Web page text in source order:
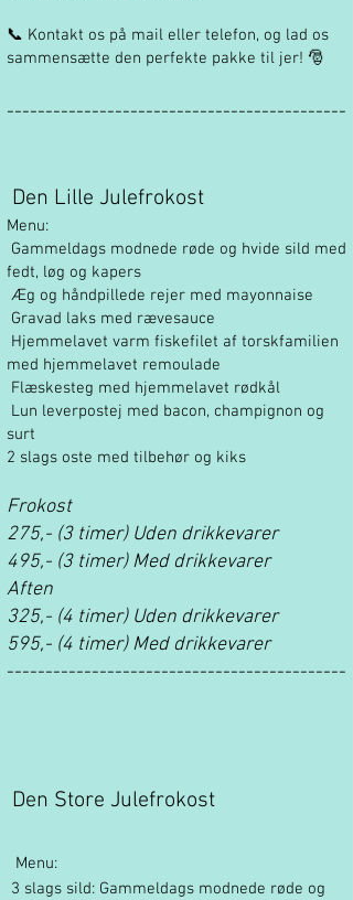
📞 Kontakt os på mail eller telefon, og lad os
sammensætte den perfekte pakke til jer! 🎅
--------------------------------------------
Den Lille Julefrokost
Menu:
Gammeldags modnede røde og hvide sild med
fedt, løg og kapers
Æg og håndpillede rejer med mayonnaise
Gravad laks med rævesauce
Hjemmelavet varm fiskefilet af torskfamilien
med hjemmelavet remoulade
Flæskesteg med hjemmelavet rødkål
Lun leverpostej med bacon, champignon og
surt
2 slags oste med tilbehør og kiks
Frokost
275,- (3 timer) Uden drikkevarer
495,- (3 timer)Med drikkevarer
Aften
325,- (4 timer) Uden drikkevarer
595,- (4 timer)Med drikkevarer
--------------------------------------------
Den Store Julefrokost
Menu:
3 slags sild: Gammeldags modnede røde og